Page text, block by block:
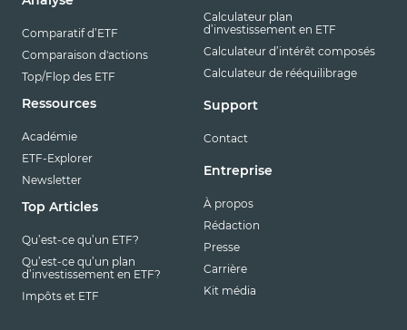
Comparatif d’ETF
Comparaison d'actions
Top/Flop des ETF
Ressources
Académie
ETF-Explorer
Newsletter
Top Articles
Qu’est-ce qu’un ETF?
Qu’est-ce qu’un plan
d’investissement en ETF?
Impôts et ETF
Calculateur plan
d’investissement en ETF
Calculateur d’intérêt composés
Calculateur de rééquilibrage
Support
Contact
Entreprise
À propos
Rédaction
Presse
Carrière
Kit média